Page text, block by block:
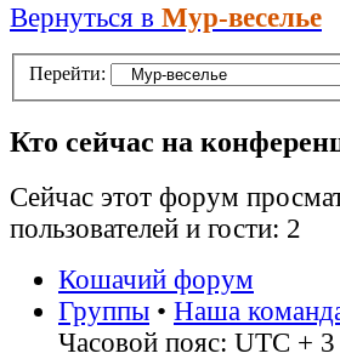
Вернуться в Мур-веселье
Перейти:
Кто сейчас на
Сейчас этот форум
пользователей и гости: 2
Кошачий форум
Группы • Наша
Часовой пояс: UTC + 3